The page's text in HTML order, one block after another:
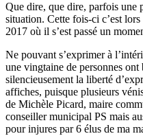
Que dire, que dire, parfois
situation. Cette fois-ci c’est
2017 où il s’est passé un
Ne pouvant s’exprimer à
une vingtaine de personnes
silencieusement la liberté
affiches, puisque plusieurs
de Michèle Picard, maire
conseiller municipal PS mais
pour injures par 6 élus de ma